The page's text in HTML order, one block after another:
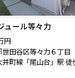
ュール等々力
円
世田谷区等々力６丁目